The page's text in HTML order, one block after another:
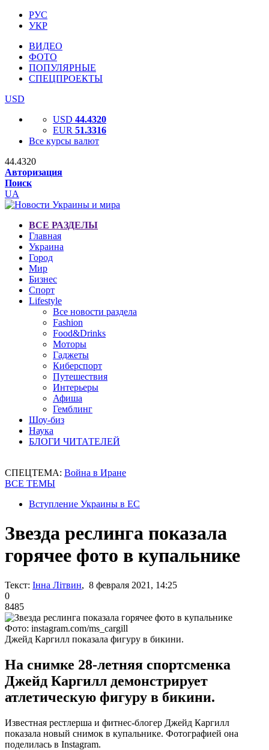
РУС
УКР
ВИДЕО
ФОТО
ПОПУЛЯРНЫЕ
СПЕЦПРОЕКТЫ
USD
USD 44.4320
EUR 51.3316
Все курсы валют
44.4320
Авторизация
Поиск
UA
ВСЕ РАЗДЕЛЫ
Главная
Украина
Город
Мир
Бизнес
Спорт
Lifestyle
Все новости раздела
Fashion
Food&Drinks
Моторы
Гаджеты
Киберспорт
Путешествия
Интерьеры
Афиша
Гемблинг
Шоу-биз
Наука
БЛОГИ ЧИТАТЕЛЕЙ
СПЕЦТЕМА: Война в Иране
ВСЕ ТЕМЫ
Вступление Украины в ЕС
Звезда реслинга показала
горячее фото в купальнике
Текст: Інна Літвин, 8 февраля 2021, 14:25
0
8485
Фото: instagram.com/ms_cargill
Джейд Каргилл показала фигуру в бикини.
На снимке 28-летняя спортсменка
Джейд Каргилл демонстрирует
атлетическую фигуру в бикини.
Известная рестлерша и фитнес-блогер Джейд Каргилл
показала новый снимок в купальнике. Фотографией она
поделилась в Instagram.